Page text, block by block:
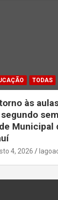
TODAS
às
Municipal
4, 2026